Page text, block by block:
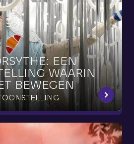
EEN
WAARIN
BEWEGEN